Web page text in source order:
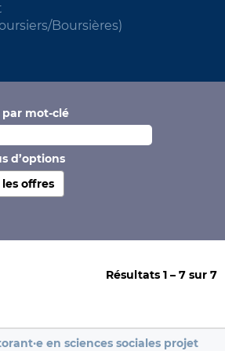
Boursières)
par mot-clé
d’options
Résultats 1 – 7 sur 7
en sciences sociales projet